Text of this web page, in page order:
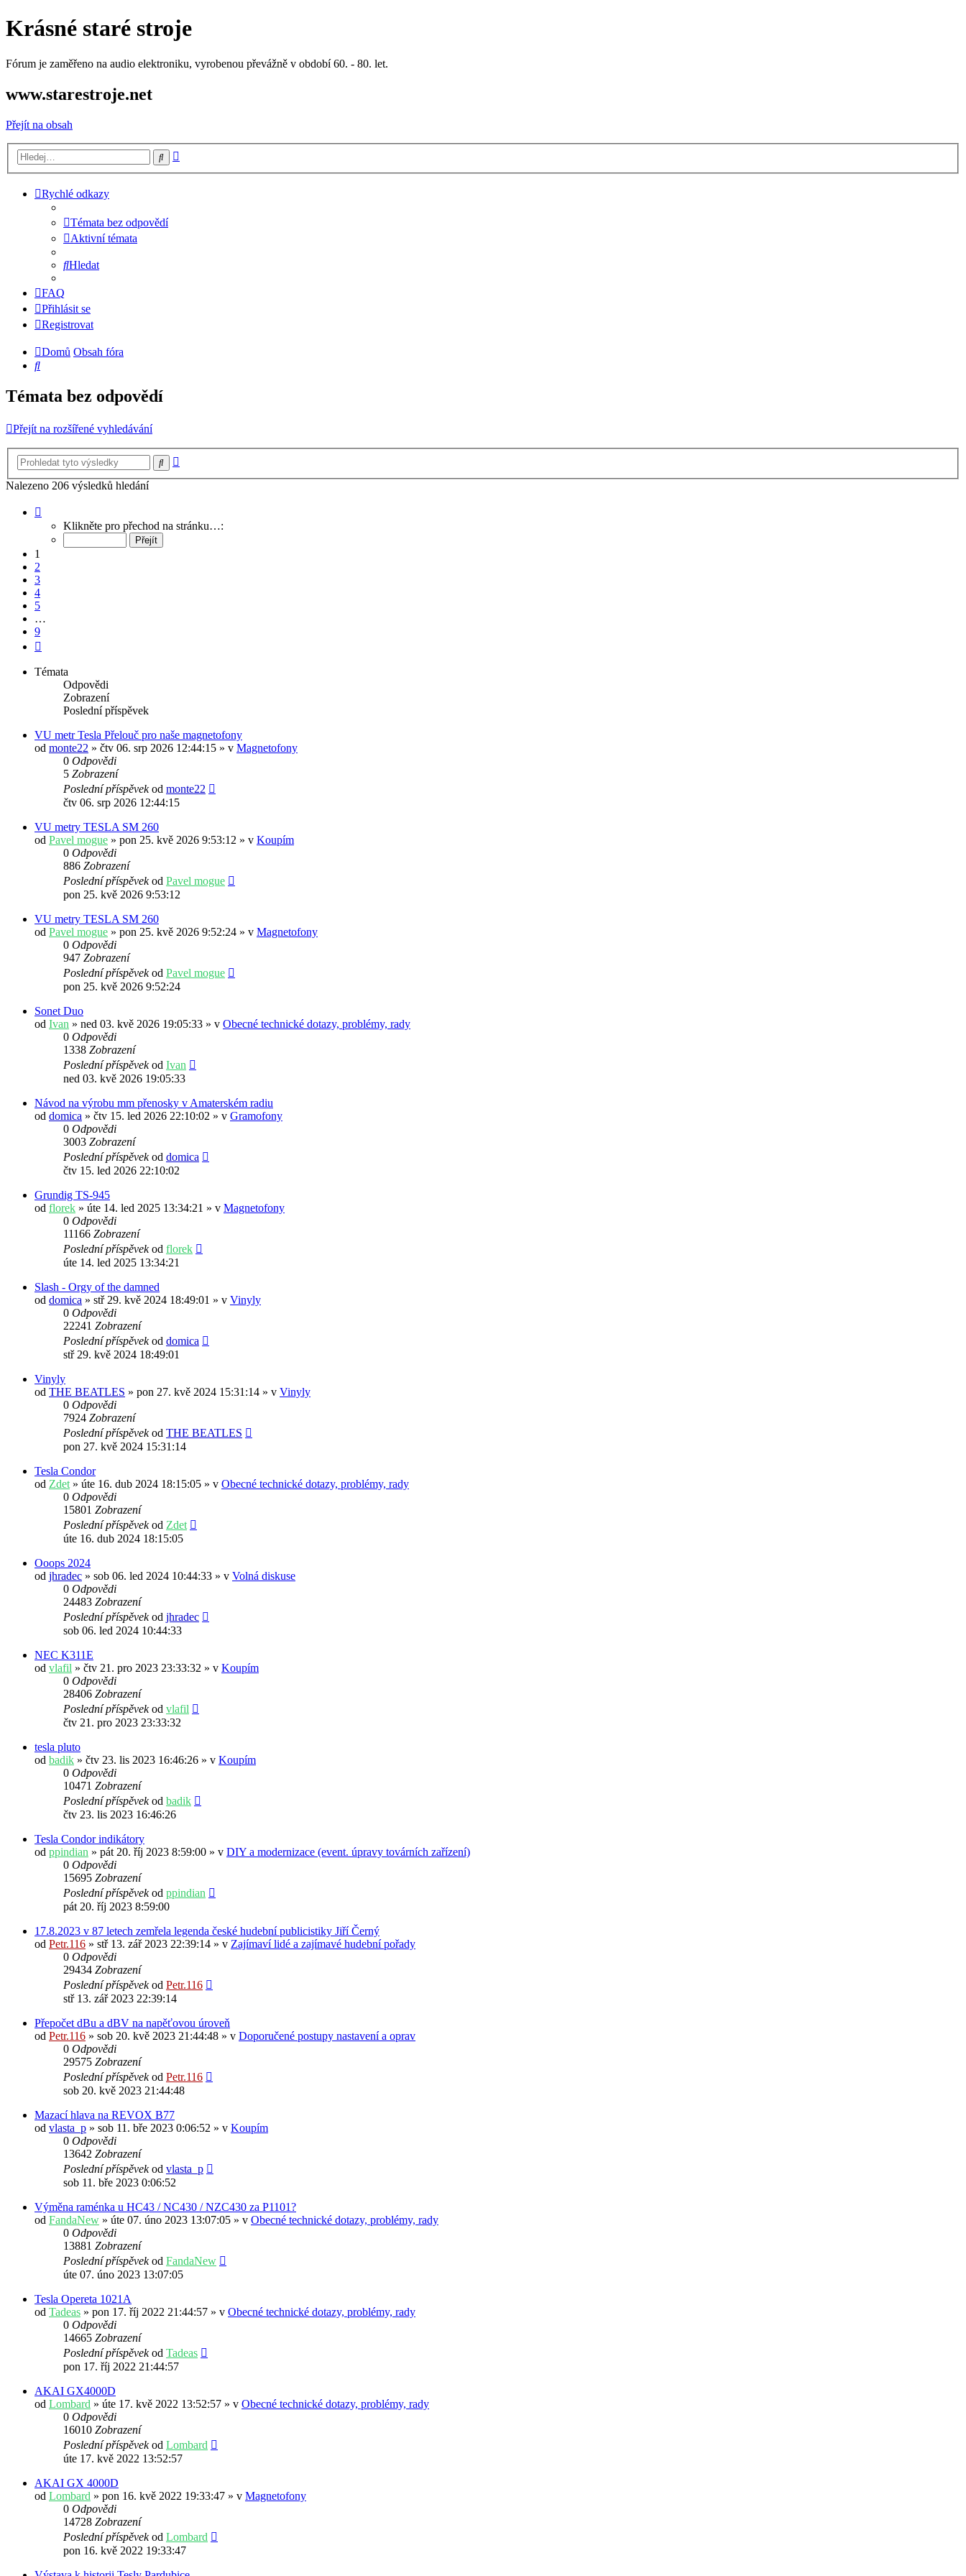
Krásné staré stroje
Fórum je zaměřeno na audio elektroniku, vyrobenou převážně v období 60. - 80. let.
www.starestroje.net
Přejít na obsah
Hledat
Rychlé odkazy
Témata bez odpovědí
Aktivní témata
Hledat
FAQ
Přihlásit se
Registrovat
Domů Obsah fóra
Hledat
Témata bez odpovědí
Přejít na rozšířené vyhledávání
Hledat
Nalezeno 206 výsledků hledání
Klikněte pro přechod na stránku…:
1
2
3
4
5
…
9
Témata
Odpovědi
Zobrazení
Poslední příspěvek
VU metr Tesla Přelouč pro naše magnetofony
od monte22 » čtv 06. srp 2026 12:44:15 » v Magnetofony
0 Odpovědi
5 Zobrazení
Poslední příspěvekod monte22
čtv 06. srp 2026 12:44:15
VU metry TESLA SM 260
od Pavel mogue » pon 25. kvě 2026 9:53:12 » v Koupím
0 Odpovědi
886 Zobrazení
Poslední příspěvekod Pavel mogue
pon 25. kvě 2026 9:53:12
VU metry TESLA SM 260
od Pavel mogue » pon 25. kvě 2026 9:52:24 » v Magnetofony
0 Odpovědi
947 Zobrazení
Poslední příspěvekod Pavel mogue
pon 25. kvě 2026 9:52:24
Sonet Duo
od Ivan » ned 03. kvě 2026 19:05:33 » v Obecné technické dotazy, problémy, rady
0 Odpovědi
1338 Zobrazení
Poslední příspěvekod Ivan
ned 03. kvě 2026 19:05:33
Návod na výrobu mm přenosky v Amaterském radiu
od domica » čtv 15. led 2026 22:10:02 » v Gramofony
0 Odpovědi
3003 Zobrazení
Poslední příspěvekod domica
čtv 15. led 2026 22:10:02
Grundig TS-945
od florek » úte 14. led 2025 13:34:21 » v Magnetofony
0 Odpovědi
11166 Zobrazení
Poslední příspěvekod florek
úte 14. led 2025 13:34:21
Slash - Orgy of the damned
od domica » stř 29. kvě 2024 18:49:01 » v Vinyly
0 Odpovědi
22241 Zobrazení
Poslední příspěvekod domica
stř 29. kvě 2024 18:49:01
Vinyly
od THE BEATLES » pon 27. kvě 2024 15:31:14 » v Vinyly
0 Odpovědi
7924 Zobrazení
Poslední příspěvekod THE BEATLES
pon 27. kvě 2024 15:31:14
Tesla Condor
od Zdet » úte 16. dub 2024 18:15:05 » v Obecné technické dotazy, problémy, rady
0 Odpovědi
15801 Zobrazení
Poslední příspěvekod Zdet
úte 16. dub 2024 18:15:05
Ooops 2024
od jhradec » sob 06. led 2024 10:44:33 » v Volná diskuse
0 Odpovědi
24483 Zobrazení
Poslední příspěvekod jhradec
sob 06. led 2024 10:44:33
NEC K311E
od vlafil » čtv 21. pro 2023 23:33:32 » v Koupím
0 Odpovědi
28406 Zobrazení
Poslední příspěvekod vlafil
čtv 21. pro 2023 23:33:32
tesla pluto
od badik » čtv 23. lis 2023 16:46:26 » v Koupím
0 Odpovědi
10471 Zobrazení
Poslední příspěvekod badik
čtv 23. lis 2023 16:46:26
Tesla Condor indikátory
od ppindian » pát 20. říj 2023 8:59:00 » v DIY a modernizace (event. úpravy továrních zařízení)
0 Odpovědi
15695 Zobrazení
Poslední příspěvekod ppindian
pát 20. říj 2023 8:59:00
17.8.2023 v 87 letech zemřela legenda české hudební publicistiky Jiří Černý
od Petr.116 » stř 13. zář 2023 22:39:14 » v Zajímaví lidé a zajímavé hudební pořady
0 Odpovědi
29434 Zobrazení
Poslední příspěvekod Petr.116
stř 13. zář 2023 22:39:14
Přepočet dBu a dBV na napěťovou úroveň
od Petr.116 » sob 20. kvě 2023 21:44:48 » v Doporučené postupy nastavení a oprav
0 Odpovědi
29575 Zobrazení
Poslední příspěvekod Petr.116
sob 20. kvě 2023 21:44:48
Mazací hlava na REVOX B77
od vlasta_p » sob 11. bře 2023 0:06:52 » v Koupím
0 Odpovědi
13642 Zobrazení
Poslední příspěvekod vlasta_p
sob 11. bře 2023 0:06:52
Výměna raménka u HC43 / NC430 / NZC430 za P1101?
od FandaNew » úte 07. úno 2023 13:07:05 » v Obecné technické dotazy, problémy, rady
0 Odpovědi
13881 Zobrazení
Poslední příspěvekod FandaNew
úte 07. úno 2023 13:07:05
Tesla Opereta 1021A
od Tadeas » pon 17. říj 2022 21:44:57 » v Obecné technické dotazy, problémy, rady
0 Odpovědi
14665 Zobrazení
Poslední příspěvekod Tadeas
pon 17. říj 2022 21:44:57
AKAI GX4000D
od Lombard » úte 17. kvě 2022 13:52:57 » v Obecné technické dotazy, problémy, rady
0 Odpovědi
16010 Zobrazení
Poslední příspěvekod Lombard
úte 17. kvě 2022 13:52:57
AKAI GX 4000D
od Lombard » pon 16. kvě 2022 19:33:47 » v Magnetofony
0 Odpovědi
14728 Zobrazení
Poslední příspěvekod Lombard
pon 16. kvě 2022 19:33:47